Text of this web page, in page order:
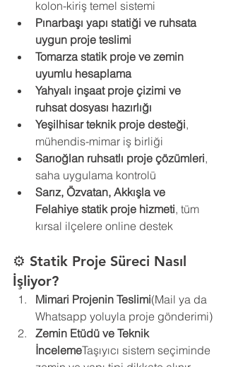
kolon-kiriş temel sistemi
Pınarbaşı yapı statiği ve ruhsata
uygun proje teslimi
Tomarza statik proje ve zemin
uyumlu hesaplama
Yahyalı inşaat proje çizimi ve
ruhsat dosyası hazırlığı
Yeşilhisar teknik proje desteği,
mühendis-mimar iş birliği
Sarıoğlan ruhsatlı proje çözümleri,
saha uygulama kontrolü
Sarız, Özvatan, Akkışla ve
Felahiye statik proje hizmeti, tüm
kırsal ilçelere online destek
⚙️ Statik Proje Süreci Nasıl
İşliyor?
Mimari Projenin Teslimi(Mail ya da
Whatsapp yoluyla proje gönderimi)
Zemin Etüdü ve Teknik
İncelemeTaşıyıcı sistem seçiminde